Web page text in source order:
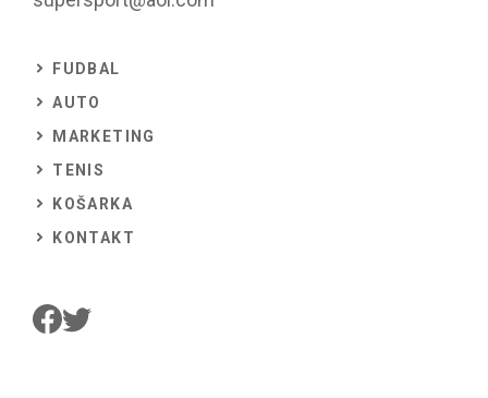
FUDBAL
AUTO
MARKETING
TENIS
KOŠARKA
KONTAKT